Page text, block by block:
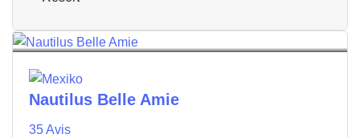
Nautilus Belle Amie
35 Avis